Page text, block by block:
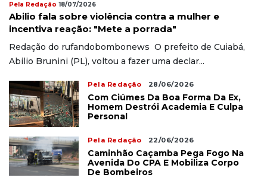
Pela Redação 18/07/2026
Abilio fala sobre violência contra a mulher e
incentiva reação: "Mete a porrada"
Redação do rufandobombonews O prefeito de Cuiabá,
Abilio Brunini (PL), voltou a fazer uma declar...
Pela Redação 28/06/2026
Com Ciúmes Da Boa Forma Da Ex,
Homem Destrói Academia E Culpa
Personal
Pela Redação 22/06/2026
Caminhão Caçamba Pega Fogo Na
Avenida Do CPA E Mobiliza Corpo
De Bombeiros